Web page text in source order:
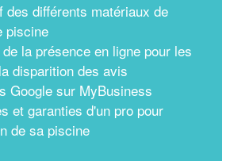
des différents matériaux de
piscine
la présence en ligne pour les
disparition des avis
Google sur MyBusiness
et garanties d'un pro pour
de sa piscine